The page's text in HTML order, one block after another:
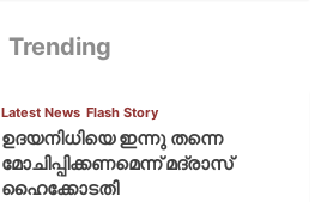
Trending
Latest News Flash Story
ഉദയനിധിയെ ഇന്നു തന്നെ
മോചിപ്പിക്കണമെന്ന് മദ്രാസ്
ഹൈക്കോടതി